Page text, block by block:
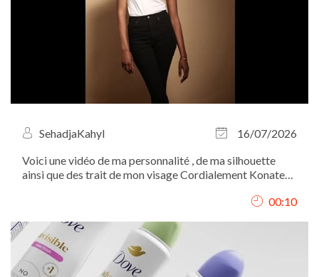
SehadjaKahyl
16/07/2026
Voici une vidéo de ma personnalité , de ma silhouette
ainsi que des trait de mon visage Cordialement Konate
00:10